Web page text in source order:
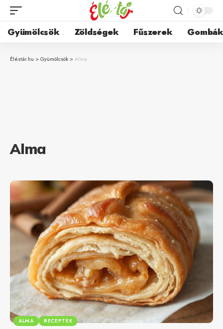
Gyümölcsök Zöldségek Fűszerek Gombák
Éléstár.hu >Gyümölcsök >Alma
Alma
ALMA RECEPTEK